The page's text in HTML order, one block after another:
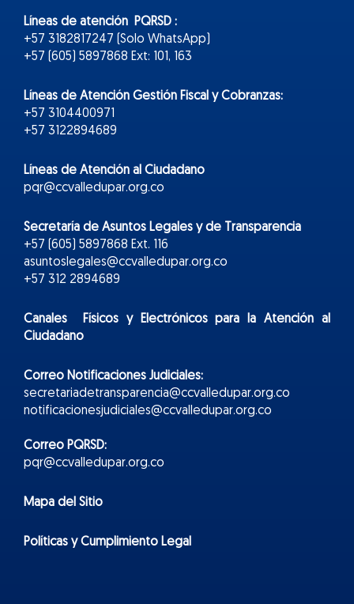
Líneas de atención PQRSD :
+57 3182817247 (Solo WhatsApp)
+57 (605) 5897868 Ext: 101, 163
Líneas de Atención Gestión Fiscal y Cobranzas:
+57 3104400971
+57 3122894689
Líneas de Atención al Ciudadano
pqr@ccvalledupar.org.co
Secretaría de Asuntos Legales y de Transparencia
+57 (605) 5897868 Ext. 116
asuntoslegales@ccvalledupar.org.co
+57 312 2894689
Canales Físicos yElectrónicospara la Atención al
Ciudadano
Correo Notificaciones Judiciales:
secretariadetransparencia@ccvalledupar.org.co
notificacionesjudiciales@ccvalledupar.org.co
Correo PQRSD:
pqr@ccvalledupar.org.co
Mapa del Sitio
Políticas y Cumplimiento Legal